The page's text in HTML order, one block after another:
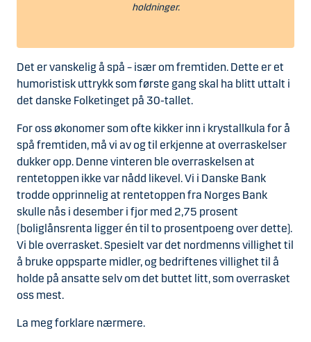
holdninger.
Det er vanskelig å spå – især om fremtiden. Dette er et
humoristisk uttrykk som første gang skal ha blitt uttalt i
det danske Folketinget på 30-tallet.
For oss økonomer som ofte kikker inn i krystallkula for å
spå fremtiden, må vi av og til erkjenne at overraskelser
dukker opp. Denne vinteren ble overraskelsen at
rentetoppen ikke var nådd likevel. Vi i Danske Bank
trodde opprinnelig at rentetoppen fra Norges Bank
skulle nås i desember i fjor med 2,75 prosent
(boliglånsrenta ligger én til to prosentpoeng over dette).
Vi ble overrasket. Spesielt var det nordmenns villighet til
å bruke oppsparte midler, og bedriftenes villighet til å
holde på ansatte selv om det buttet litt, som overrasket
oss mest.
La meg forklare nærmere.